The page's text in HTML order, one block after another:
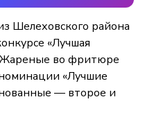
Шелеховского района
«Лучшая
Жареные во фритюре
«Лучшие
— второе и